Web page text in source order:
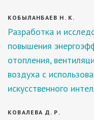
КОБЫЛАНБАЕВ Н. К.
Разработка и
повышения
отопления,
воздуха с
искусственного
КОВАЛЕВА Д. Р.